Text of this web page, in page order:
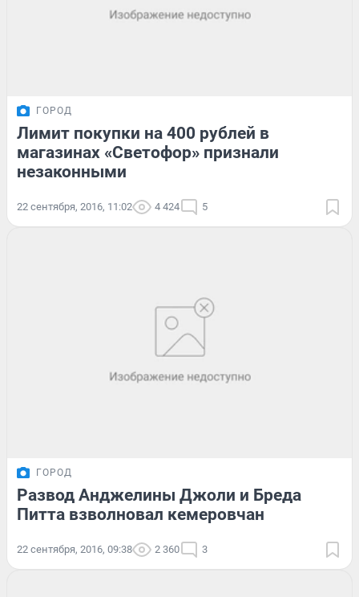
ГОРОД
Лимит покупки на 400 рублей в
магазинах «Светофор» признали
незаконными
22 сентября, 2016, 11:02 4 424 5
ГОРОД
Развод Анджелины Джоли и Бреда
Питта взволновал кемеровчан
22 сентября, 2016, 09:38 2 360 3